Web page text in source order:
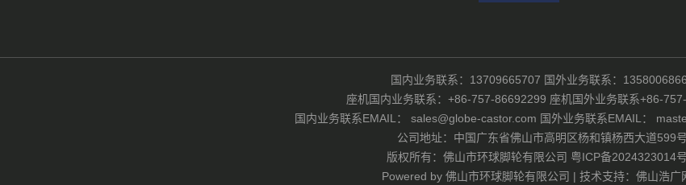
国内业务联系：13709665707 国外业务联系：
座机国内业务联系：+86-757-86692299 座机国外业务联系+86-
国内业务联系EMAIL： sales@globe-castor.com 国外业务联系EMAIL：
公司地址：中国广东省佛山市高明区杨和镇杨西大道599号
版权所有：佛山市环球脚轮有限公司 粤ICP备2024323014
Powered by 佛山市环球脚轮有限公司 | 技术支持：佛山浩广